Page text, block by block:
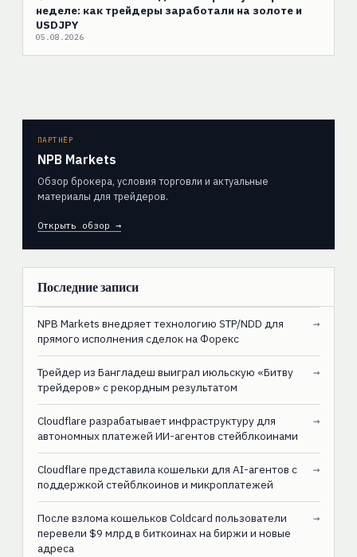
неделе: как трейдеры заработали на золоте и
USDJPY
05.08.2026
ПАРТНЁР
NPB Markets
Обзор брокера, условия торговли и актуальные
материалы для трейдеров.
Открыть обзор →
Последние записи
NPB Markets внедряет технологию STP/NDD для
прямого исполнения сделок на Форекс
→
Трейдер из Бангладеш выиграл июльскую «Битву
трейдеров» с рекордным результатом
→
Cloudflare разрабатывает инфраструктуру для
автономных платежей ИИ-агентов стейблкоинами
→
Cloudflare представила кошельки для AI-агентов с
поддержкой стейблкоинов и микроплатежей
→
После взлома кошельков Coldcard пользователи
перевели $9 млрд в биткоинах на биржи и новые
адреса
→